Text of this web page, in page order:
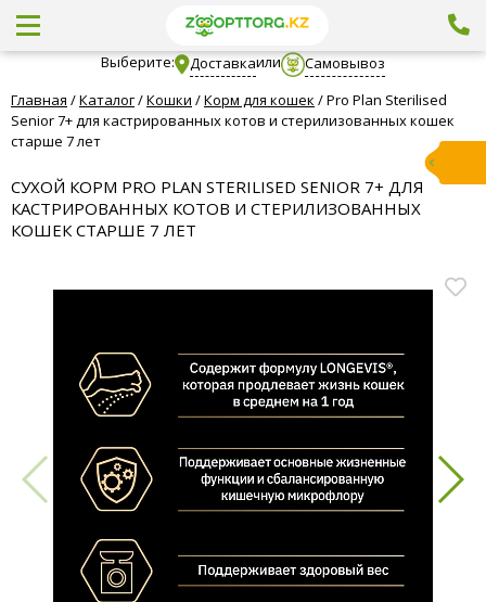
Выберите: Доставкаили
Самовывоз
Главная /Каталог/Кошки /Корм для кошек /Pro Plan Sterilised
Senior 7+ для кастрированных котов и стерилизованных кошек
старше 7 лет
СУХОЙ КОРМ PRO PLAN STERILISED SENIOR 7+ ДЛЯ
КАСТРИРОВАННЫХ КОТОВ И СТЕРИЛИЗОВАННЫХ
КОШЕК СТАРШЕ 7 ЛЕТ